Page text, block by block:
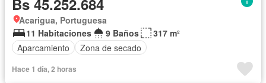
Bs 45.252.684
Acarigua, Portuguesa
11 Habitaciones
9 Baños
317 m²
Aparcamiento
Zona de secado
Hace 1 día, 2 horas